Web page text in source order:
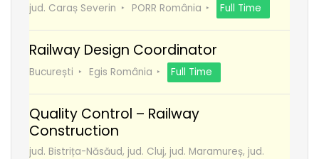
jud. Caraș Severin PORR România Full Time
Railway Design Coordinator
București Egis România Full Time
Quality Control – Railway
Construction
jud. Bistrița-Năsăud, jud. Cluj, jud. Maramureș, jud.